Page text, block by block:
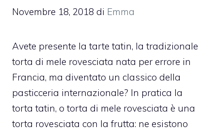
Novembre 18, 2018 di Emma
Avete presente la tarte tatin, la tradizionale
torta di mele rovesciata nata per errore in
Francia, ma diventato un classico della
pasticceria internazionale? In pratica la
torta tatin, o torta di mele rovesciata è una
torta rovesciata con la frutta: ne esistono